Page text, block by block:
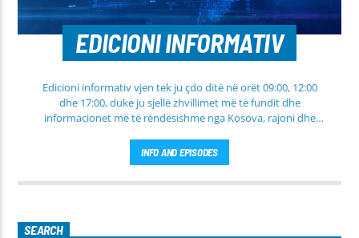
EDICIONI INFORMATIV
Edicioni informativ vjen tek ju çdo ditë në orët 09:00, 12:00
dhe 17:00, duke ju sjellë zhvillimet më të fundit dhe
informacionet më të rëndësishme nga Kosova, rajoni dhe
fusha të ndryshme, përfshirë politikën, shoqërinë dhe
ekonominë, si dhe rubrika të veçanta për sportin dhe
parashikimin e motit. Qëndroni me ne për informim të saktë,
INFO AND EPISODES
SEARCH